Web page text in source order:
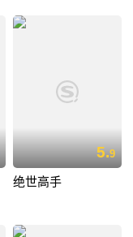
5.9
绝世高手